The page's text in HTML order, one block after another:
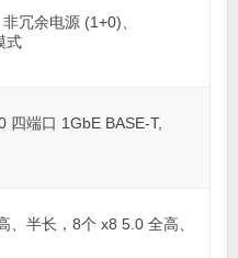
冗余电源 (1+0)、
式
四端口 1GbE BASE-T,
、半长，8个 x8 5.0 全高、